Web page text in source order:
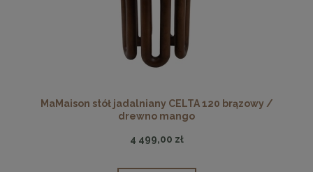
MaMaison stół jadalniany CELTA 120 brązowy /
drewno mango
4 499,00 zł